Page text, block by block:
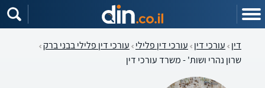
דין עורכי דין עורכי דין פלילי עורכי דין פלילי בבני ברק
שרון נהרי ושות' - משרד עורכי דין